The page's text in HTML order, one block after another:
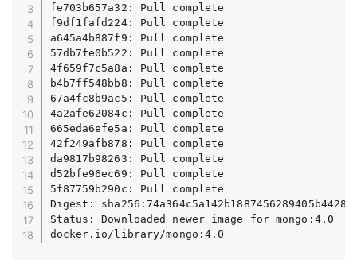
fe703b657a32: Pull complete
f9df1fafd224: Pull complete
a645a4b887f9: Pull complete
57db7fe0b522: Pull complete
4f659f7c5a8a: Pull complete
b4b7ff548bb8: Pull complete
67a4fc8b9ac5: Pull complete
4a2afe62084c: Pull complete
665eda6efe5a: Pull complete
42f249afb878: Pull complete
da9817b98263: Pull complete
d52bfe96ec69: Pull complete
5f87759b290c: Pull complete
Digest:
Status: Downloaded newer image for mongo:4.0
docker.io/library/mongo:4.0